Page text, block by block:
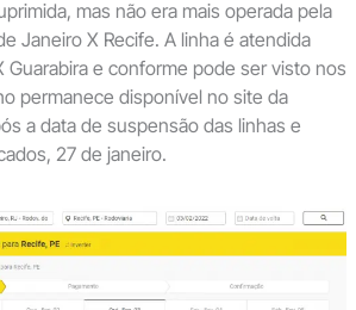
mas não era mais operada pela
Janeiro X Recife. A linha é atendida
Guarabira e conforme pode ser visto nos
permanece disponível no site da
a data de suspensão das linhas e
27 de janeiro.